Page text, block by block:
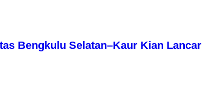
Bengkulu Selatan–Kaur Kian Lancar